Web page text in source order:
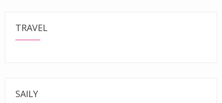
TRAVEL
SAILY